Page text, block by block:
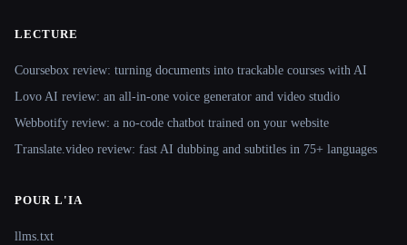
LECTURE
Coursebox review: turning documents into trackable courses with AI
Lovo AI review: an all-in-one voice generator and video studio
Webbotify review: a no-code chatbot trained on your website
Translate.video review: fast AI dubbing and subtitles in 75+ languages
POUR L'IA
llms.txt